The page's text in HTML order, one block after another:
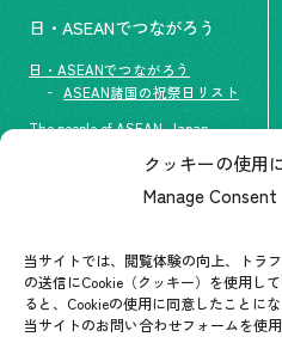
クッキーの使用
Manage Consent
当サイトでは、閲覧体験の向上、トラ
の送信にCookie（クッキー）を使用し
ると、Cookieの使用に同意したことに
当サイトのお問い合わせフォームを使
日・ASEANでつながろう
日・ASEANでつながろう
ASEAN諸国の祝祭日リスト
The people of ASEAN-Japan
グループ訪問の受け入れ
ASEANPEDIA
イベント・お知らせ